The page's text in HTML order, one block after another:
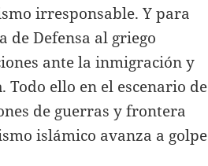
irresponsable. Y para
de Defensa al griego
ante la inmigración y
. Todo ello en el escenario de
de guerras y frontera
islámico avanza a golpe